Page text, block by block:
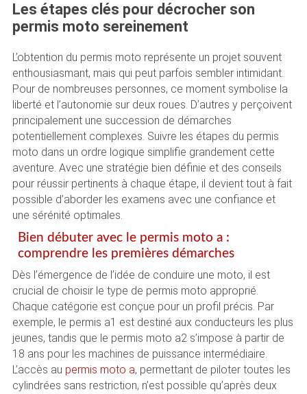
Les étapes clés pour décrocher son
permis moto sereinement
L’obtention du permis moto représente un projet souvent
enthousiasmant, mais qui peut parfois sembler intimidant.
Pour de nombreuses personnes, ce moment symbolise la
liberté et l’autonomie sur deux roues. D’autres y perçoivent
principalement une succession de démarches
potentiellement complexes. Suivre les étapes du permis
moto dans un ordre logique simplifie grandement cette
aventure. Avec une stratégie bien définie et des conseils
pour réussir pertinents à chaque étape, il devient tout à fait
possible d’aborder les examens avec une confiance et
une sérénité optimales.
Bien débuter avec le permis moto a :
comprendre les premières démarches
Dès l’émergence de l’idée de conduire une moto, il est
crucial de choisir le type de permis moto approprié.
Chaque catégorie est conçue pour un profil précis. Par
exemple, le permis a1 est destiné aux conducteurs les plus
jeunes, tandis que le permis moto a2 s’impose à partir de
18 ans pour les machines de puissance intermédiaire.
L’accès au permis moto a, permettant de piloter toutes les
cylindrées sans restriction, n’est possible qu’après deux